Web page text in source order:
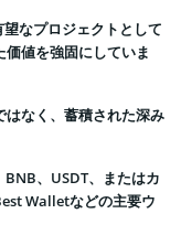
なプロジェクトとして
値を強固にしていま
はなく、蓄積された深み
、USDT、またはカ
Walletなどの主要ウ